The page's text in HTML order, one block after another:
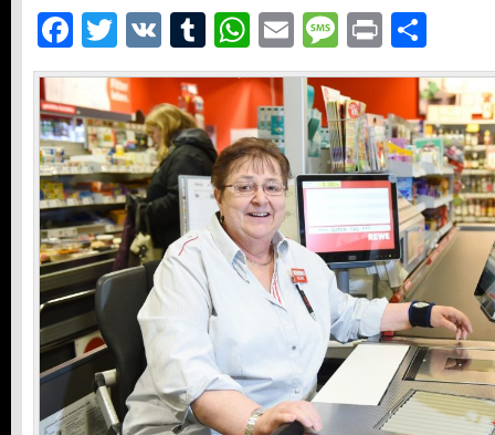
Facebook
Twitter
VK Tumblr
WhatsApp
EmailMessage
Print